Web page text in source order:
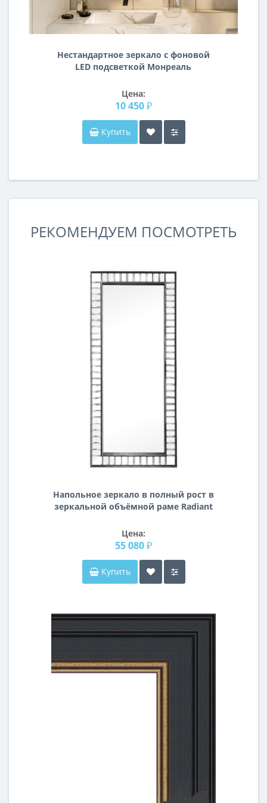
Нестандартное зеркало с фоновой
LED подсветкой Монреаль
Цена:
10 450 ₽
Купить
РЕКОМЕНДУЕМ ПОСМОТРЕТЬ
Напольное зеркало в полный рост в
зеркальной объёмной раме Radiant
Цена:
55 080 ₽
Купить